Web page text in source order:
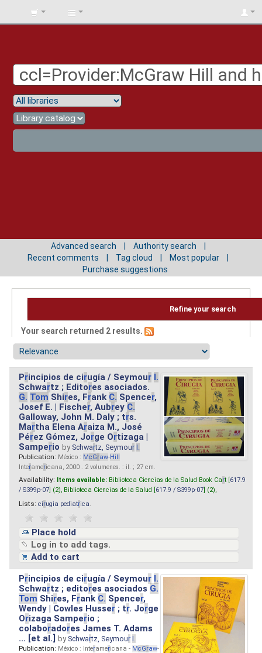
BIBLIOTECA
Advanced search
Authority search
Recent comments
Tag cloud
Most popular
Purchase suggestions
Refine your search
Your search returned 2 results.
Principios de cirugía / Seymour I.
Schwartz ; Editores asociados.
G. Tom Shires, Frank C. Spencer,
Josef E. | Fischer, Aubrey C.
Galloway, John M. Daly ; trs.
Martha Elena Araiza M., José
Pérez Gómez, Jorge Ortizaga |
Samperio by Schwartz, Seymour I.
Publication: México : McGraw-Hill
Interamericana, 2000 . 2 volumenes. : il. ; 27 cm.
Availability: Items available: Biblioteca Ciencias de la Salud Book Cart [ 617.9
/ S399p-07 ] (2), Biblioteca Ciencias de la Salud [ 617.9 / S399p-07 ] (2),
Lists: cirugia pediatrica
Place hold
Log in to add tags.
Add to cart
Principios de cirugía / Seymour I.
Schwartz ; editores asociados G.
Tom Shires, Frank C. Spencer,
Wendy | Cowles Husser ; tr. Jorge
Orizaga Samperio ;
colaboradores James T. Adams
... [et al.]by Schwartz, Seymour I.
Publication: México : Interamericana - McGraw-